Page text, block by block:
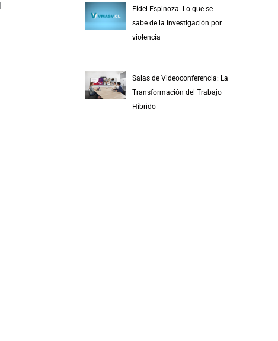
Fidel Espinoza: Lo que se
sabe de la investigación por
violencia
Salas de Videoconferencia: La
Transformación del Trabajo
Híbrido